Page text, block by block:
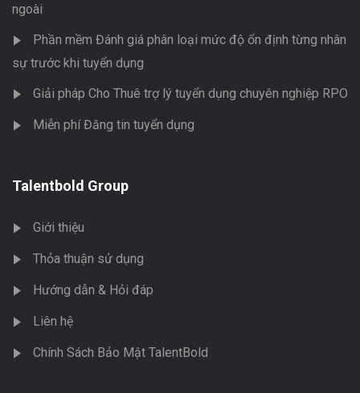
ngoài
Phần mềm Đánh giá phân loại mức độ ổn định từng nhân
sự trước khi tuyển dụng
Giải pháp Cho Thuê trợ lý tuyển dụng chuyên nghiệp RPO
Miễn phí Đăng tin tuyển dụng
Talentbold Group
Giới thiệu
Thỏa thuận sử dụng
Hướng dẫn & Hỏi đáp
Liên hệ
Chính Sách Bảo Mật TalentBold